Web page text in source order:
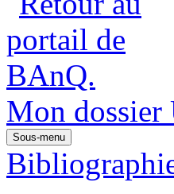
Mon dossier
Sous-menu